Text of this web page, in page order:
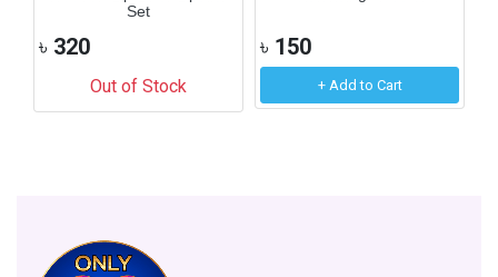
Set
৳ 320
Out of Stock
৳ 150
+ Add to Cart